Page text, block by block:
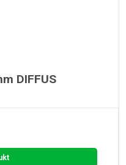
DIFFUS